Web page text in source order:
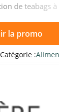
de teabags
la promo
: